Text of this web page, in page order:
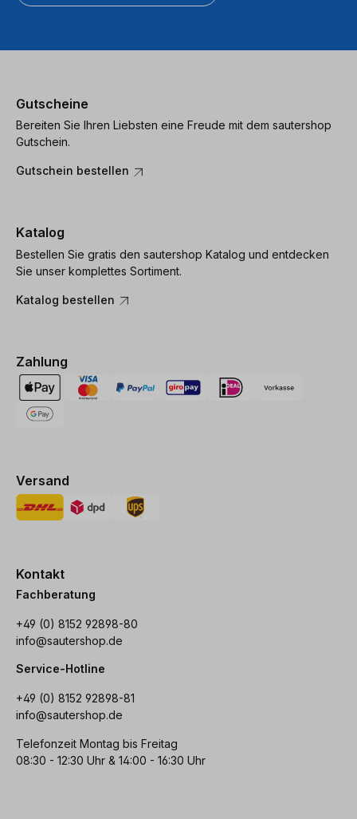
Gutscheine
Bereiten Sie Ihren Liebsten eine Freude mit dem sautershop
Gutschein.
Gutschein bestellen
Katalog
Bestellen Sie gratis den sautershop Katalog und entdecken
Sie unser komplettes Sortiment.
Katalog bestellen
Zahlung
Versand
Kontakt
Fachberatung
+49 (0) 8152 92898-80
info@sautershop.de
Service-Hotline
+49 (0) 8152 92898-81
info@sautershop.de
Telefonzeit Montag bis Freitag
08:30 - 12:30 Uhr & 14:00 - 16:30 Uhr